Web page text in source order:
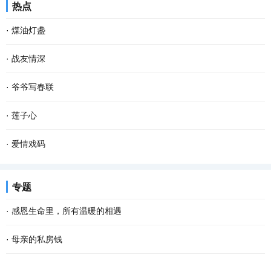
热点
· 煤油灯盏
一粒谷，溅满屋。 每当想起这句儿时常挂在嘴边的谜语，脑海里就会
不由地浮现这样的场景：柴火在土灶里呼呼燃烧，火舌自锅底窜出，
我们姐弟坐在宽板条凳上，烤火，添柴，叽叽喳...
· 战友情深
动车开动，我们一行向西，奔南京，会战友。我凝望窗外，楼宇滑
过……五十多年前，我们也是这样坐在火车上，看一一滑过的家乡景
物。 当年，我们是一群特殊的“小兵”，大多数十...
· 爷爷写春联
儿时的春节充满了乐趣，乡村里洋溢着浓郁的年味，这是我们美好的
记忆。过年的时候，除了穿上新衣服、吃着美味的菜肴和零食之外，
· 莲子心
一向不喜母亲的性格。 许是受了古代诗文的影响罢，我所 欣赏 的女
· 爱情戏码
专题
· 感恩生命里，所有温暖的相遇
有人说，“世间的一切都是遇见，就像冷遇见了暖，有了雨；春遇见了
· 母亲的私房钱